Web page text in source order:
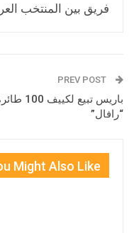
فريق بين المنتخب
باريس تبيع لكييف 100
“رافال”
Might Also Like